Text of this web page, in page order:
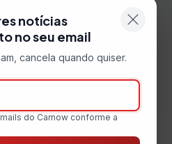
notícias
no seu email
cancela quando quiser.
do Carnow conforme a